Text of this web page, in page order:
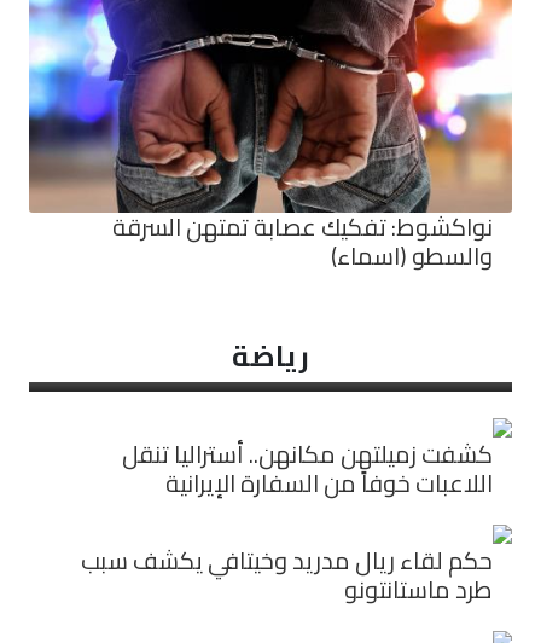
نواكشوط: تفكيك عصابة تمتهن السرقة
والسطو (اسماء)
رياضة
كشفت زميلتهن مكانهن.. أستراليا تنقل
اللاعبات خوفاً من السفارة الإيرانية
حكم لقاء ريال مدريد وخيتافي يكشف سبب
طرد ماستانتونو